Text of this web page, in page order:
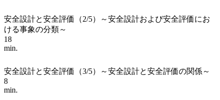
安全設計と安全評価（2/5）～安全設計および安全評価にお
ける事象の分類～
18
min.
安全設計と安全評価（3/5）～安全設計と安全評価の関係～
8
min.